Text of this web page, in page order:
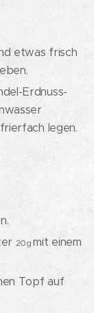
etwas frisch
Erdnuss-
legen.
20g mit einem
Topf auf